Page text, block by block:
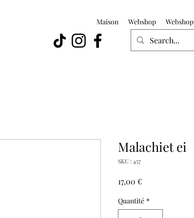
Maison Webshop Webshop
Malachiet ei
SKU : 457
17,00 €Prix
Quantité *